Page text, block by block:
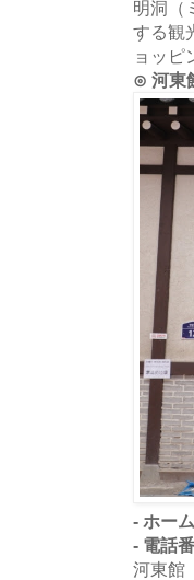
明洞（
する観
ョッピ
⊙ 河東
- ホー
- 電話
河東館